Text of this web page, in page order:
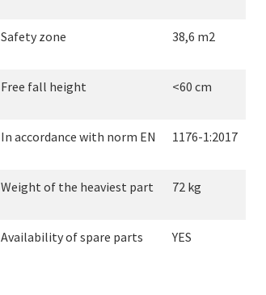
Safety zone 38,6 m2
Free fall height <60 cm
In accordance with norm EN 1176-1:2017
Weight of the heaviest part 72 kg
Availability of spare parts YES